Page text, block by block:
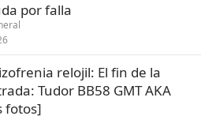
por falla
relojil: El fin de la
Tudor BB58 GMT AKA
fotos]